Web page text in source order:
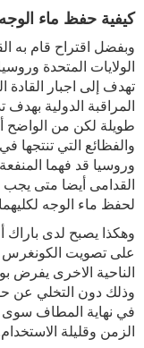
كيفية حفظ ماء
وبفضل اقتراح قام به
الولايات المتحدة
تهدف إلى اجبار
المراقبة الدولية
طويلة لكن من الواضح
والفظائع التي تنتجها
وروسيا قد فهما
القدامى أيضا متى يجب
لحفظ ماء الوجه
وهكذا يصبح لدى باراك
على تصويت الكونغرس
الناحية الاخرى يفرض
وذلك دون التخلي عن
في نهاية المطاف سوى
الزمن وقليلة